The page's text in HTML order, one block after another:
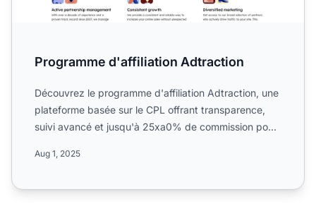
Programme d'affiliation Adtraction
Découvrez le programme d'affiliation Adtraction, une
plateforme basée sur le CPL offrant transparence,
suivi avancé et jusqu'à 25xa0% de commission pour
Aug 1, 2025